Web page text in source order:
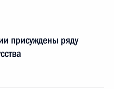
присуждены ряду